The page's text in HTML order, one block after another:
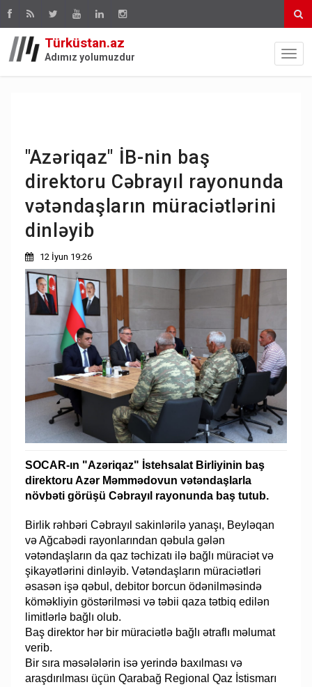
Türküstan.az
Adımız yolumuzdur
"Azəriqaz" İB-nin baş
direktoru Cəbrayıl rayonunda
vətəndaşların müraciətlərini
dinləyib
12 İyun 19:26
SOCAR-ın "Azəriqaz" İstehsalat Birliyinin baş
direktoru Azər Məmmədovun vətəndaşlarla
növbəti görüşü Cəbrayıl rayonunda baş tutub.
Birlik rəhbəri Cəbrayıl sakinlərilə yanaşı, Beyləqan
və Ağcabədi rayonlarından qəbula gələn
vətəndaşların da qaz təchizatı ilə bağlı müraciət və
şikayətlərini dinləyib. Vətəndaşların müraciətləri
əsasən işə qəbul, debitor borcun ödənilməsində
köməkliyin göstərilməsi və təbii qaza tətbiq edilən
limitlərlə bağlı olub.
Baş direktor hər bir müraciətlə bağlı ətraflı məlumat
verib.
Bir sıra məsələlərin isə yerində baxılması və
araşdırılması üçün Qarabağ Regional Qaz İstismarı